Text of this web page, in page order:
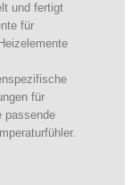
und fertigt
für
für
passende